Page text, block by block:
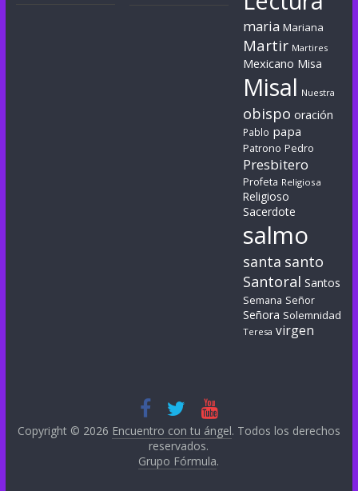
maria Mariana
Martir Martires
Mexicano Misa
Misal Nuestra
obispo oración
Pablo papa
Patrono Pedro
Presbitero
Profeta Religiosa
Religioso
Sacerdote
salmo
santa santo
Santoral Santos
Semana Señor
Señora Solemnidad
Teresa virgen
Copyright © 2026 Encuentro con tu ángel. Todos los derechos
reservados.
Grupo Fórmula.